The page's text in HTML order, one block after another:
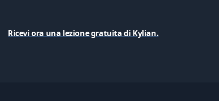
Ricevi ora una lezione gratuita di Kylian.